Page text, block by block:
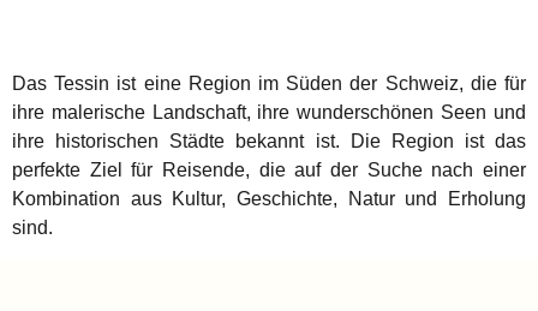
Das Tessin ist eine Region im Süden der Schweiz, die für
ihre malerische Landschaft, ihre wunderschönen Seen und
ihre historischen Städte bekannt ist. Die Region ist das
perfekte Ziel für Reisende, die auf der Suche nach einer
Kombination aus Kultur, Geschichte, Natur und Erholung
sind.